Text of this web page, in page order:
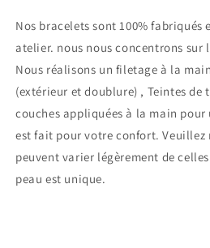
Nos bracelets sont 100% fabriqués
atelier. nous nous concentrons
Nous réalisons un filetage à la
(extérieur et doublure) , Teintes de
couches appliquées à la main
est fait pour votre confort. Veuillez
peuvent varier légèrement de
peau est unique.
Connexion requise
Connectez-vous à votre
produits à votre liste de
articles précédemment